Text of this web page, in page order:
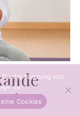
der Nutzung von
zu.
Cookies